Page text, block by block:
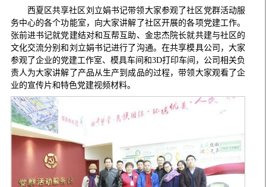
西夏区共享社区刘立娟书记带领大家参观了社区党群活动服
务中心的各个功能室，向大家讲解了社区开展的各项党建工作。
张前进书记就党建结对和互帮互助、金忠杰院长就共建与社区的
文化交流分别和刘立娟书记进行了沟通。在共享模具公司，大家
参观了企业的党建工作室、模具车间和3D打印车间，公司相关负
责人为大家讲解了产品从生产到成品的过程，带领大家观看了企
业的宣传片和特色党建视频材料。